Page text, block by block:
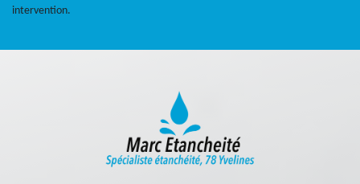
intervention.